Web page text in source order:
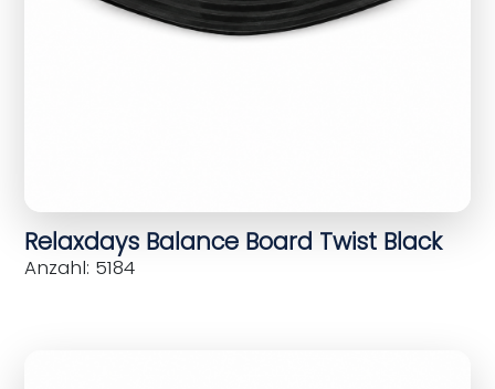
Relaxdays Balance Board Twist Black
Anzahl: 5184